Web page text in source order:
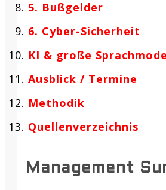
5. Bußgelder
6. Cyber-Sicherheit
KI & große
Ausblick / Termine
Methodik
Quellenverzeichnis
Management